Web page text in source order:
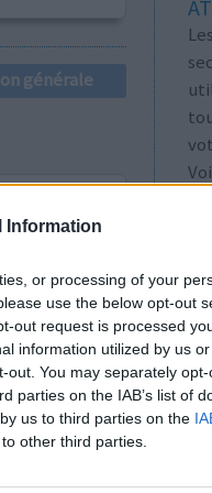
Information
or processing of your
use the below opt-out
out request is processed
information utilized by us
You may separately
parties on the IAB’s list of
us to third parties on the
other third parties.
générale
toujours sa